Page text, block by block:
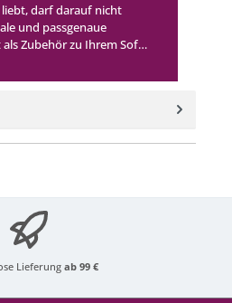
darf darauf nicht
und passgenaue
Zubehör zu Ihrem Sof…
Lieferung ab 99 €